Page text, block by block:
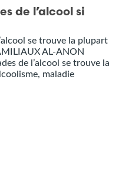
de l’alcool si
se trouve la plupart
AL-ANON
de l’alcool se trouve la
maladie